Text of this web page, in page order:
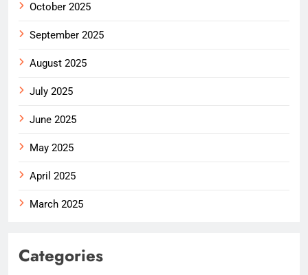
October 2025
September 2025
August 2025
July 2025
June 2025
May 2025
April 2025
March 2025
Categories